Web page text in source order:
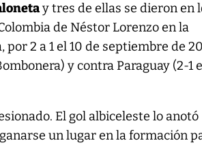
y tres de ellas se dieron en
de Néstor Lorenzo en la
2 a 1 el 10 de septiembre de
y contra Paraguay (2-1
El gol albiceleste lo anotó
un lugar en la formación